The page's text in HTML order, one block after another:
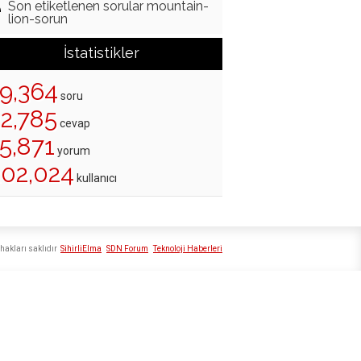
Son etiketlenen sorular mountain-
lion-sorun
İstatistikler
soru
cevap
yorum
kullanıcı
SihirliElma SDN Forum Teknoloji Haberleri
saklıdır